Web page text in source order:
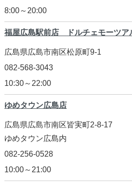
8:00～20:00
福屋広島駅前店 ドルチェモーツ
広島県広島市南区松原町9-1
082-568-3043
10:30～22:00
ゆめタウン広島店
広島県広島市南区皆実町2-8-17
ゆめタウン広島内
082-256-0528
10:00～21:00